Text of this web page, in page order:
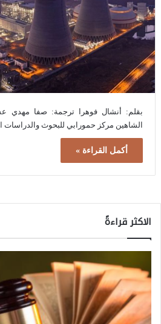
بقلم: أنشال فوهرا ترجمة: صفا مهدي
الشاهين مركز حمورابي للبحوث
أكمل القراءة »
الاكثر قراءةً